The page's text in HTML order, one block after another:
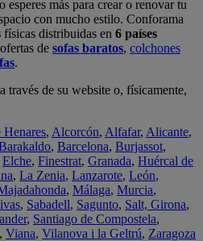
esperes más para crear o renovar tu
con mucho estilo. Conforama
físicas distribuidas en 6 países
de sofas baratos, colchones
.
través de su website o, físicamente,
Henares, Alcorcón, Alfafar, Alicante,
, Barcelona, Burjassot,
Elche, Finestrat, Granada, Huércal de
, La Zenia, Lanzarote, León,
, Málaga, Murcia,
, Sabadell, Sagunto, Salt, Girona,
, Santiago de Compostela,
, Viana, Vilanova i la Geltrú, Zaragoza